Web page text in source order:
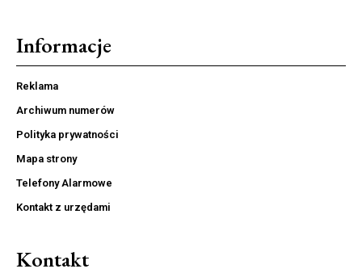
Informacje
Reklama
Archiwum numerów
Polityka prywatności
Mapa strony
Telefony Alarmowe
Kontakt z urzędami
Kontakt